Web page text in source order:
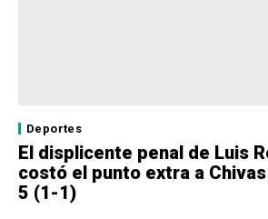
Deportes
El displicente penal de Luis
costó el punto extra a
5 (1-1)